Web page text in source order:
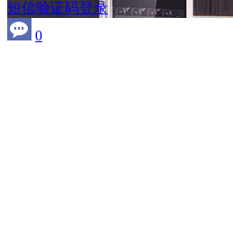
短信验证码登录
0